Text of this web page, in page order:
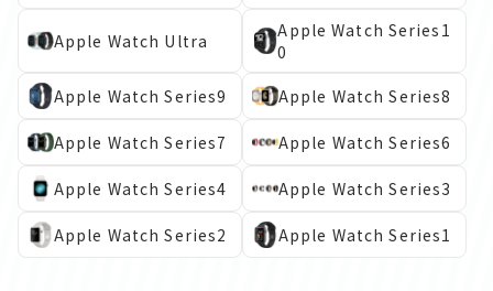
Apple Watch Ultra
Apple Watch Series1
0
Apple Watch Series9
Apple Watch Series8
Apple Watch Series7 Apple Watch Series6
Apple Watch Series4 Apple Watch Series3
Apple Watch Series2 Apple Watch Series1